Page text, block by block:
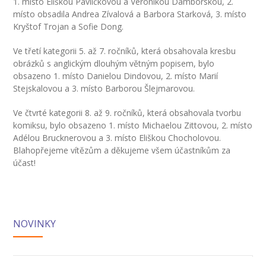
-- Co škola nabízí
-- Zápis
-- Odklad
-- Virtuální prohlídka školy
-- Inspekční zpráva
místo obsadila Andrea Zívalová a Barbora Starková, 3. místo
Kryštof Trojan a Sofie Dong.
Ve třetí kategorii 5. až 7. ročníků, která obsahovala kresbu
obrázků s anglickým dlouhým větným popisem, bylo
obsazeno 1. místo Danielou Dindovou, 2. místo Marií
Stejskalovou a 3. místo Barborou Šlejmarovou.
Ve čtvrté kategorii 8. až 9. ročníků, která obsahovala tvorbu
komiksu, bylo obsazeno 1. místo Michaelou Zittovou, 2. místo
Adélou Brucknerovou a 3. místo Eliškou Chocholovou.
Blahopřejeme vítězům a děkujeme všem účastníkům za
účast!
NOVINKY